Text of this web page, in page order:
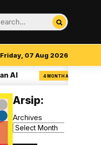
Friday, 07 Aug 2026
4 MONTH AGO 14
Arsip:
Archives